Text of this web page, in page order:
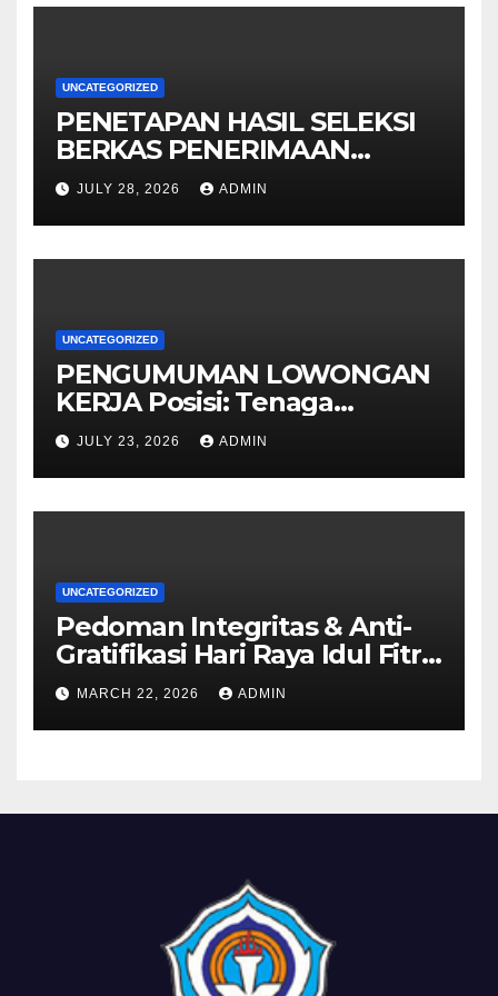
UNCATEGORIZED
PENETAPAN HASIL SELEKSI
BERKAS PENERIMAAN
TENAGA PENDIDIKMAN
KOTA SURABAYA
JULY 28, 2026 ADMIN
UNCATEGORIZED
PENGUMUMAN LOWONGAN
KERJA Posisi: Tenaga
Pendidik
JULY 23, 2026 ADMIN
UNCATEGORIZED
Pedoman Integritas & Anti-
Gratifikasi Hari Raya Idul Fitri
1447 H
MARCH 22, 2026 ADMIN